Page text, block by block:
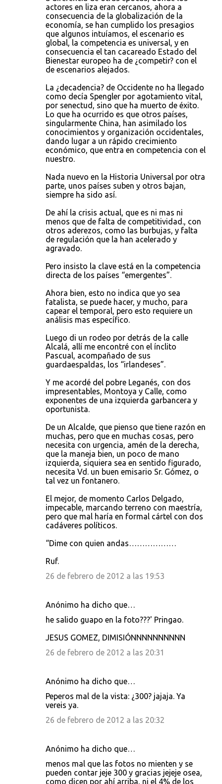
actores en liza eran cercanos, ahora a
consecuencia de la globalización de la
economía, se han cumplido los presagios
que algunos intuíamos, el escenario es
global, la competencia es universal, y en
consecuencia el tan cacareado Estado del
Bienestar europeo ha de ¿competir? con el
de escenarios alejados.
La ¿decadencia? de Occidente no ha llegado
como decía Spengler por agotamiento vital,
por senectud, sino que ha muerto de éxito.
Lo que ha ocurrido es que otros países,
singularmente China, han asimilado los
conocimientos y organización occidentales,
dando lugar a un rápido crecimiento
económico, que entra en competencia con el
nuestro.
Nada nuevo en la Historia Universal por otra
parte, unos países suben y otros bajan,
siempre ha sido así.
De ahí la crisis actual, que es ni mas ni
menos que de falta de competitividad., con
otros aderezos, como las burbujas, y falta
de regulación que la han acelerado y
agravado.
Pero insisto la clave está en la competencia
directa de los países “emergentes”.
Ahora bien, esto no indica que yo sea
fatalista, se puede hacer, y mucho, para
capear el temporal, pero esto requiere un
análisis mas específico.
Luego di un rodeo por detrás de la calle
Alcalá, allí me encontré con el ínclito
Pascual, acompañado de sus
guardaespaldas, los “irlandeses”.
Y me acordé del pobre Leganés, con dos
impresentables, Montoya y Calle, como
exponentes de una izquierda garbancera y
oportunista.
De un Alcalde, que pienso que tiene razón en
muchas, pero que en muchas cosas, pero
necesita con urgencia, amén de la derecha,
que la maneja bien, un poco de mano
izquierda, siquiera sea en sentido figurado,
necesita Vd. un buen emisario Sr. Gómez, o
tal vez un fontanero.
El mejor, de momento Carlos Delgado,
impecable, marcando terreno con maestría,
pero que mal haría en formal cártel con dos
cadáveres políticos.
“Dime con quien andas………………
Ruf.
26 de febrero de 2012 a las 19:53
Anónimo ha dicho que…
he salido guapo en la foto???' Pringao.
JESUS GOMEZ, DIMISIÓNNNNNNNNNN
26 de febrero de 2012 a las 20:31
Anónimo ha dicho que…
Peperos mal de la vista: ¿300? jajaja. Ya
vereis ya.
26 de febrero de 2012 a las 20:32
Anónimo ha dicho que…
menos mal que las fotos no mienten y se
pueden contar jeje 300 y gracias jejeje osea,
como dicen por ahí arriba, ni el 4% de los